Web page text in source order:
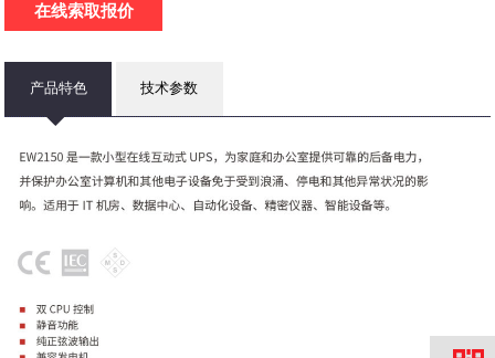
在线索取报价
产品特色 技术参数